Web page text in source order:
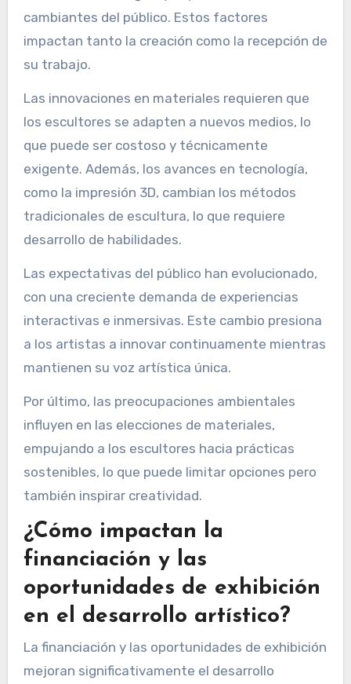
enfrentan los escultores
contemporáneos?
desafíos como limitaciones de materiales,
evolución tecnológica y expectativas
cambiantes del público. Estos factores
impactan tanto la creación como la recepción de
su trabajo.
Las innovaciones en materiales requieren que
que puede ser costoso y técnicamente
exigente. Además, los avances en tecnología,
como la impresión 3D, cambian los métodos
tradicionales de escultura, lo que requiere
desarrollo de habilidades.
Las expectativas del público han evolucionado,
con una creciente demanda de experiencias
interactivas e inmersivas. Este cambio presiona
a los artistas a innovar continuamente mientras
mantienen su voz artística única.
Por último, las preocupaciones ambientales
influyen en las elecciones de materiales,
empujando a los escultores hacia prácticas
sostenibles, lo que puede limitar opciones pero
¿Cómo impactan la